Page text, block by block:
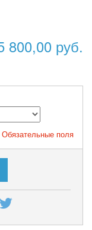
800,00 руб.
поля